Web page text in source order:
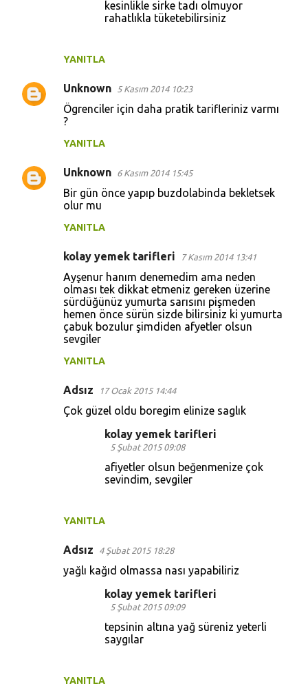
YANITLA
kesinlikle sirke tadı olmuyor
rahatlıkla tüketebilirsiniz
Unknown 5 Kasım 2014 10:23
Ögrenciler için daha pratik tarifleriniz varmı
?
YANITLA
Unknown 6 Kasım 2014 15:45
Bir gün önce yapıp buzdolabinda bekletsek
olur mu
YANITLA
kolay yemek tarifleri 7 Kasım 2014 13:41
Ayşenur hanım denemedim ama neden
olması tek dikkat etmeniz gereken üzerine
sürdüğünüz yumurta sarısını pişmeden
hemen önce sürün sizde bilirsiniz ki yumurta
çabuk bozulur şimdiden afyetler olsun
sevgiler
YANITLA
Adsız 17 Ocak 2015 14:44
Çok güzel oldu boregim elinize saglık
YANITLA
kolay yemek tarifleri
5 Şubat 2015 09:08
afiyetler olsun beğenmenize çok
sevindim, sevgiler
Adsız 4 Şubat 2015 18:28
yağlı kağıd olmassa nası yapabiliriz
YANITLA
kolay yemek tarifleri
5 Şubat 2015 09:09
tepsinin altına yağ süreniz yeterli
saygılar